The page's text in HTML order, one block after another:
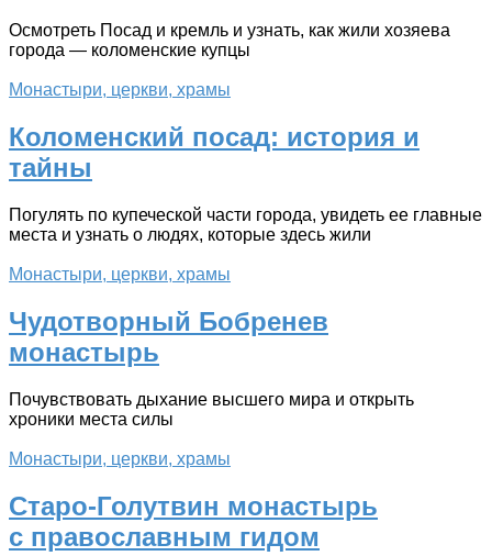
Осмотреть Посад и кремль и узнать, как жили хозяева
города — коломенские купцы
Монастыри, церкви, храмы
Коломенский посад: история и
тайны
Погулять по купеческой части города, увидеть ее главные
места и узнать о людях, которые здесь жили
Монастыри, церкви, храмы
Чудотворный Бобренев
монастырь
Почувствовать дыхание высшего мира и открыть
хроники места силы
Монастыри, церкви, храмы
Старо-Голутвин монастырь
с православным гидом